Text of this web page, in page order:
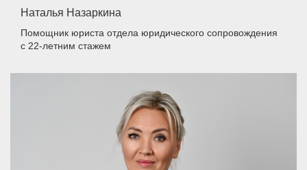
Наталья Назаркина
Помощник юриста отдела юридического сопровождения
с 22-летним стажем